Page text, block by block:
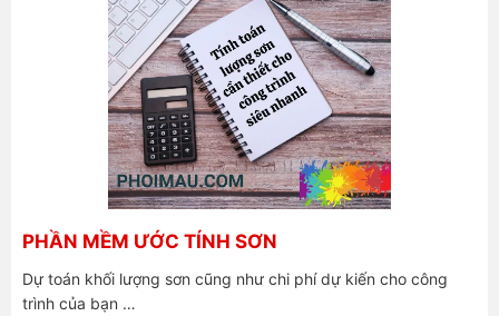
PHẦN MỀM ƯỚC TÍNH SƠN
Dự toán khối lượng sơn cũng như chi phí dự kiến cho công
trình của bạn …